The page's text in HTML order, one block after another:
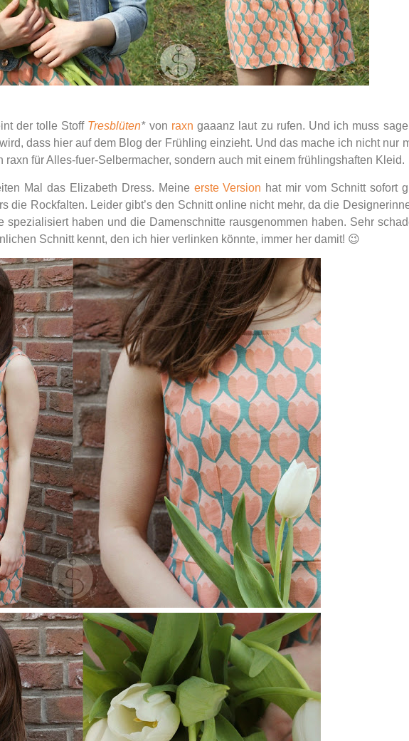
der tolle Stoff Tresblüten* von raxngaaanz laut zu rufen. Und ich muss
dass hier auf dem Blog der Frühling einzieht. Und das mache ich nicht nur
raxn für Alles-fuer-Selbermacher, sondern auch mit einem frühlingshaften Kleid.
Mal das Elizabeth Dress. Meine erste Version hat mir vom Schnitt sofort
die Rockfalten. Leider gibt’s den Schnitt online nicht mehr, da die
spezialisiert haben und die Damenschnitte rausgenommen haben. Sehr
Schnitt kennt, den ich hier verlinken könnte, immer her damit! 😉